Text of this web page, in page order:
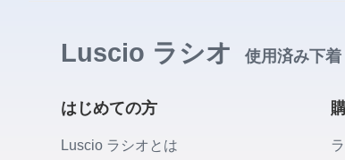
Luscio ラシオ 使用済み下
はじめての方
Luscio ラシオとは